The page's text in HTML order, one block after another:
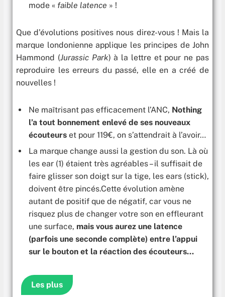
mode « faible latence » !
Que d’évolutions positives nous direz-vous ! Mais la
marque londonienne applique les principes de John
Hammond (Jurassic Park) à la lettre et pour ne pas
reproduire les erreurs du passé, elle en a créé de
nouvelles !
Ne maîtrisant pas efficacement l’ANC, Nothing
l’a tout bonnement enlevé de ses nouveaux
écouteurs et pour 119€, on s’attendrait à l’avoir…
La marque change aussi la gestion du son. Là où
les ear (1) étaient très agréables – il suffisait de
faire glisser son doigt sur la tige, les ears (stick),
doivent être pincés.Cette évolution amène
autant de positif que de négatif, car vous ne
risquez plus de changer votre son en effleurant
une surface, mais vous aurez une latence
(parfois une seconde complète) entre l’appui
sur le bouton et la réaction des écouteurs…
Les plus